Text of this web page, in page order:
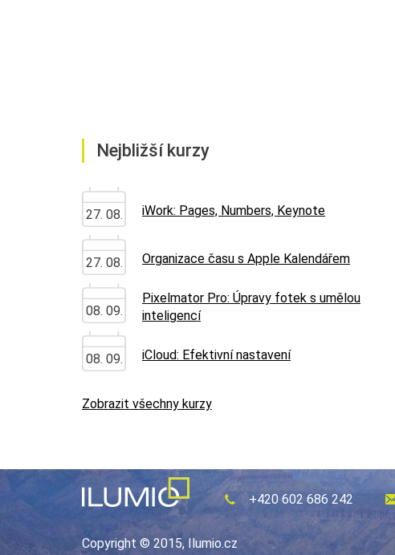
Nejbližší kurzy
27. 08. iWork: Pages, Numbers, Keynote
27. 08. Organizace času s Apple Kalendářem
08. 09.
Pixelmator Pro: Úpravy fotek s umělou
inteligencí
08. 09. iCloud: Efektivní nastavení
Zobrazit všechny kurzy
+420 602 686 242
Copyright © 2015, Ilumio.cz